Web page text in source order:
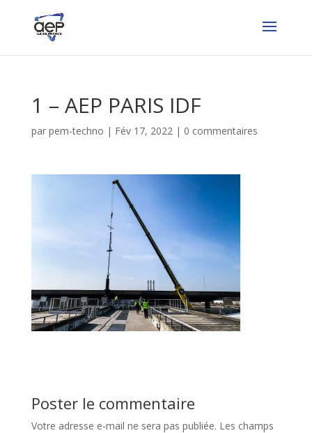
1 – AEP PARIS IDF
par pem-techno | Fév 17, 2022| 0 commentaires
Poster le commentaire
Votre adresse e-mail ne sera pas publiée. Les champs